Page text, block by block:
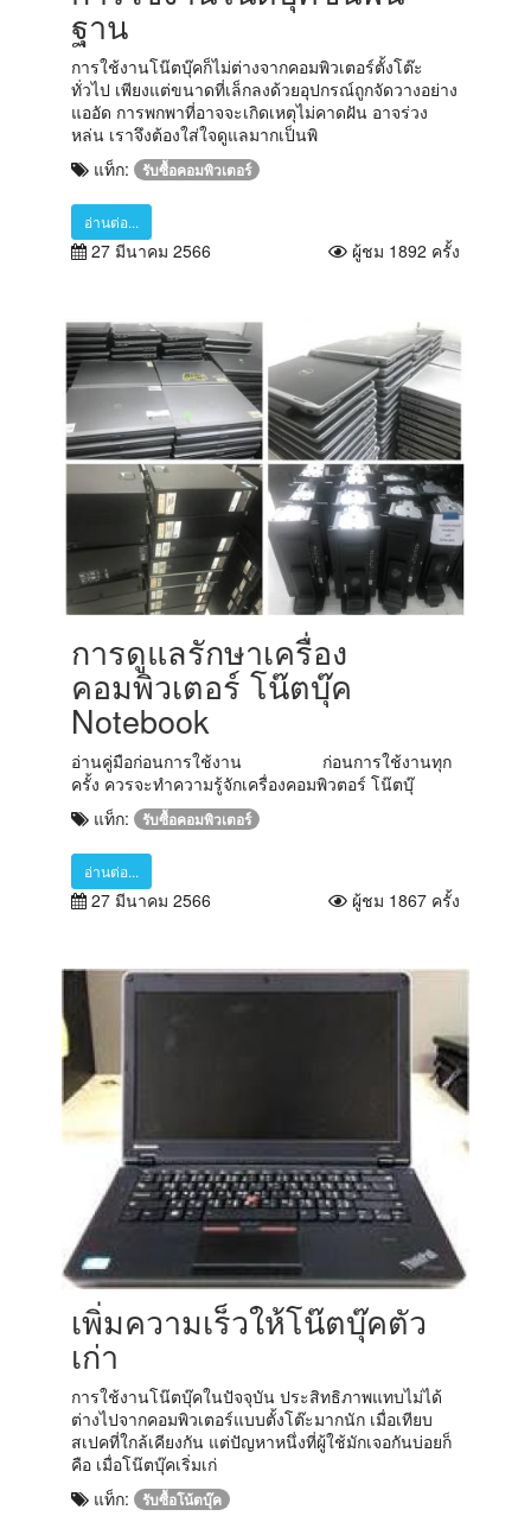
ฐาน
การใช้งานโน๊ตบุ๊คก็ไม่ต่างจากคอมพิวเตอร์ตั้งโต๊ะ
ทั่วไป เพียงแต่ขนาดที่เล็กลงด้วยอุปกรณ์ถูกจัดวางอย่าง
แออัด การพกพาที่อาจจะเกิดเหตุไม่คาดฝัน อาจร่วง
หล่น เราจึงต้องใส่ใจดูแลมากเป็นพิ
แท็ก:
รับซื้อคอมพิวเตอร์
อ่านต่อ...
27 มีนาคม 2566 ผู้ชม 1892 ครั้ง
การดูแลรักษาเครื่อง
คอมพิวเตอร์ โน๊ตบุ๊ค
Notebook
อ่านคู่มือก่อนการใช้งาน ก่อนการใช้งานทุก
ครั้ง ควรจะทำความรู้จักเครื่องคอมพิวตอร์ โน๊ตบุ๊
แท็ก:
รับซื้อคอมพิวเตอร์
อ่านต่อ...
27 มีนาคม 2566 ผู้ชม 1867 ครั้ง
เพิ่มความเร็วให้โน๊ตบุ๊คตัว
เก่า
การใช้งานโน๊ตบุ๊คในปัจจุบัน ประสิทธิภาพแทบไม่ได้
ต่างไปจากคอมพิวเตอร์แบบตั้งโต๊ะมากนัก เมื่อเทียบ
สเปคที่ใกล้เคียงกัน แต่ปัญหาหนึ่งที่ผู้ใช้มักเจอกันบ่อยก็
คือ เมื่อโน๊ตบุ๊คเริ่มเก่
แท็ก:
รับซื้อโน้ตบุ๊ค